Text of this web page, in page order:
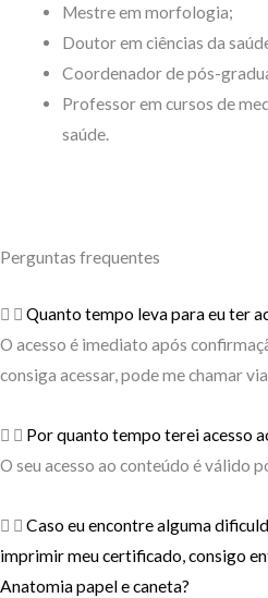
Mestre em morfologia;
Doutor em ciências da
Coordenador de pós-
Professor em cursos de
saúde.
Perguntas frequentes
Quanto tempo leva para eu ter
O acesso é imediato após
consiga acessar, pode me chamar
Por quanto tempo terei acesso
O seu acesso ao conteúdo é válido
Caso eu encontre alguma
imprimir meu certificado, consigo
Anatomia papel e caneta?